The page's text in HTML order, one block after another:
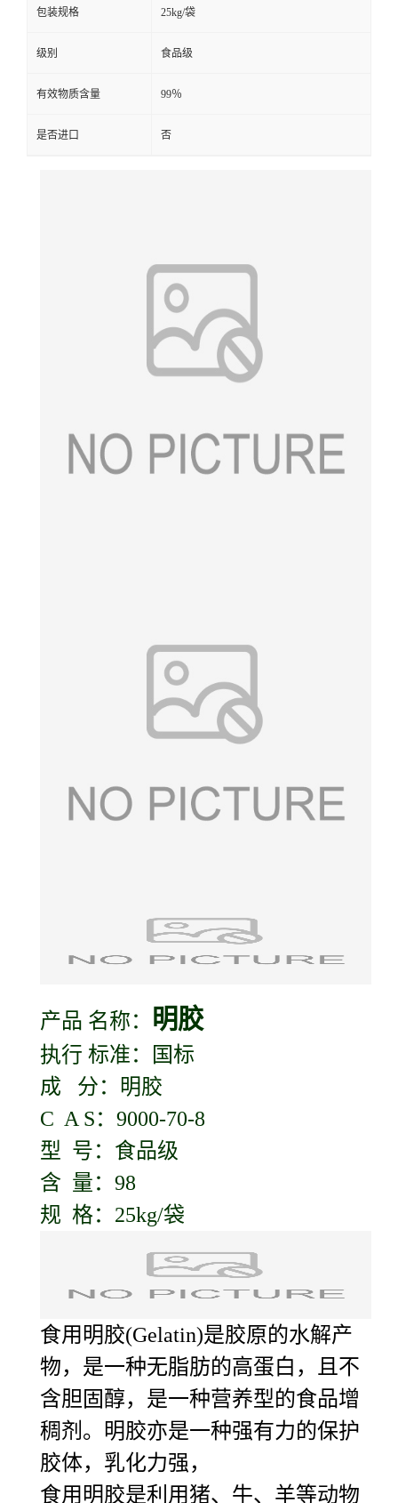
包装规格 25kg/袋
级别 食品级
有效物质含量 99％
是否进口 否
产品 名称： 明胶
执行 标准：国标
成 分：明胶
C A S：9000-70-8
型 号：食品级
含 量：98
规 格：25kg/袋
食用明胶(Gelatin)是胶原的水解产
物，是一种无脂肪的高蛋白，且不
含胆固醇，是一种营养型的食品增
稠剂。明胶亦是一种强有力的保护
胶体，乳化力强，
食用明胶是利用猪、牛、羊等动物